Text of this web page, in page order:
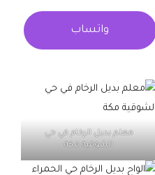
واتساب
معلم بديل الرخام في حي
الشوقية مكة